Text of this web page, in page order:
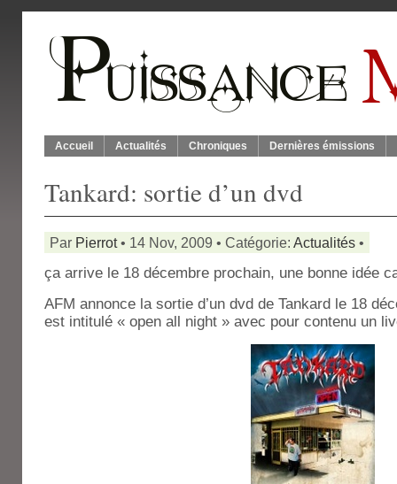
Accueil Actualités Chroniques Dernières émissions
Tankard: sortie d’un dvd
Par Pierrot• 14 Nov, 2009 • Catégorie: Actualités •
ça arrive le 18 décembre prochain, une bonne idée
AFM annonce la sortie d’un dvd de Tankard le 18
est intitulé « open all night » avec pour contenu un